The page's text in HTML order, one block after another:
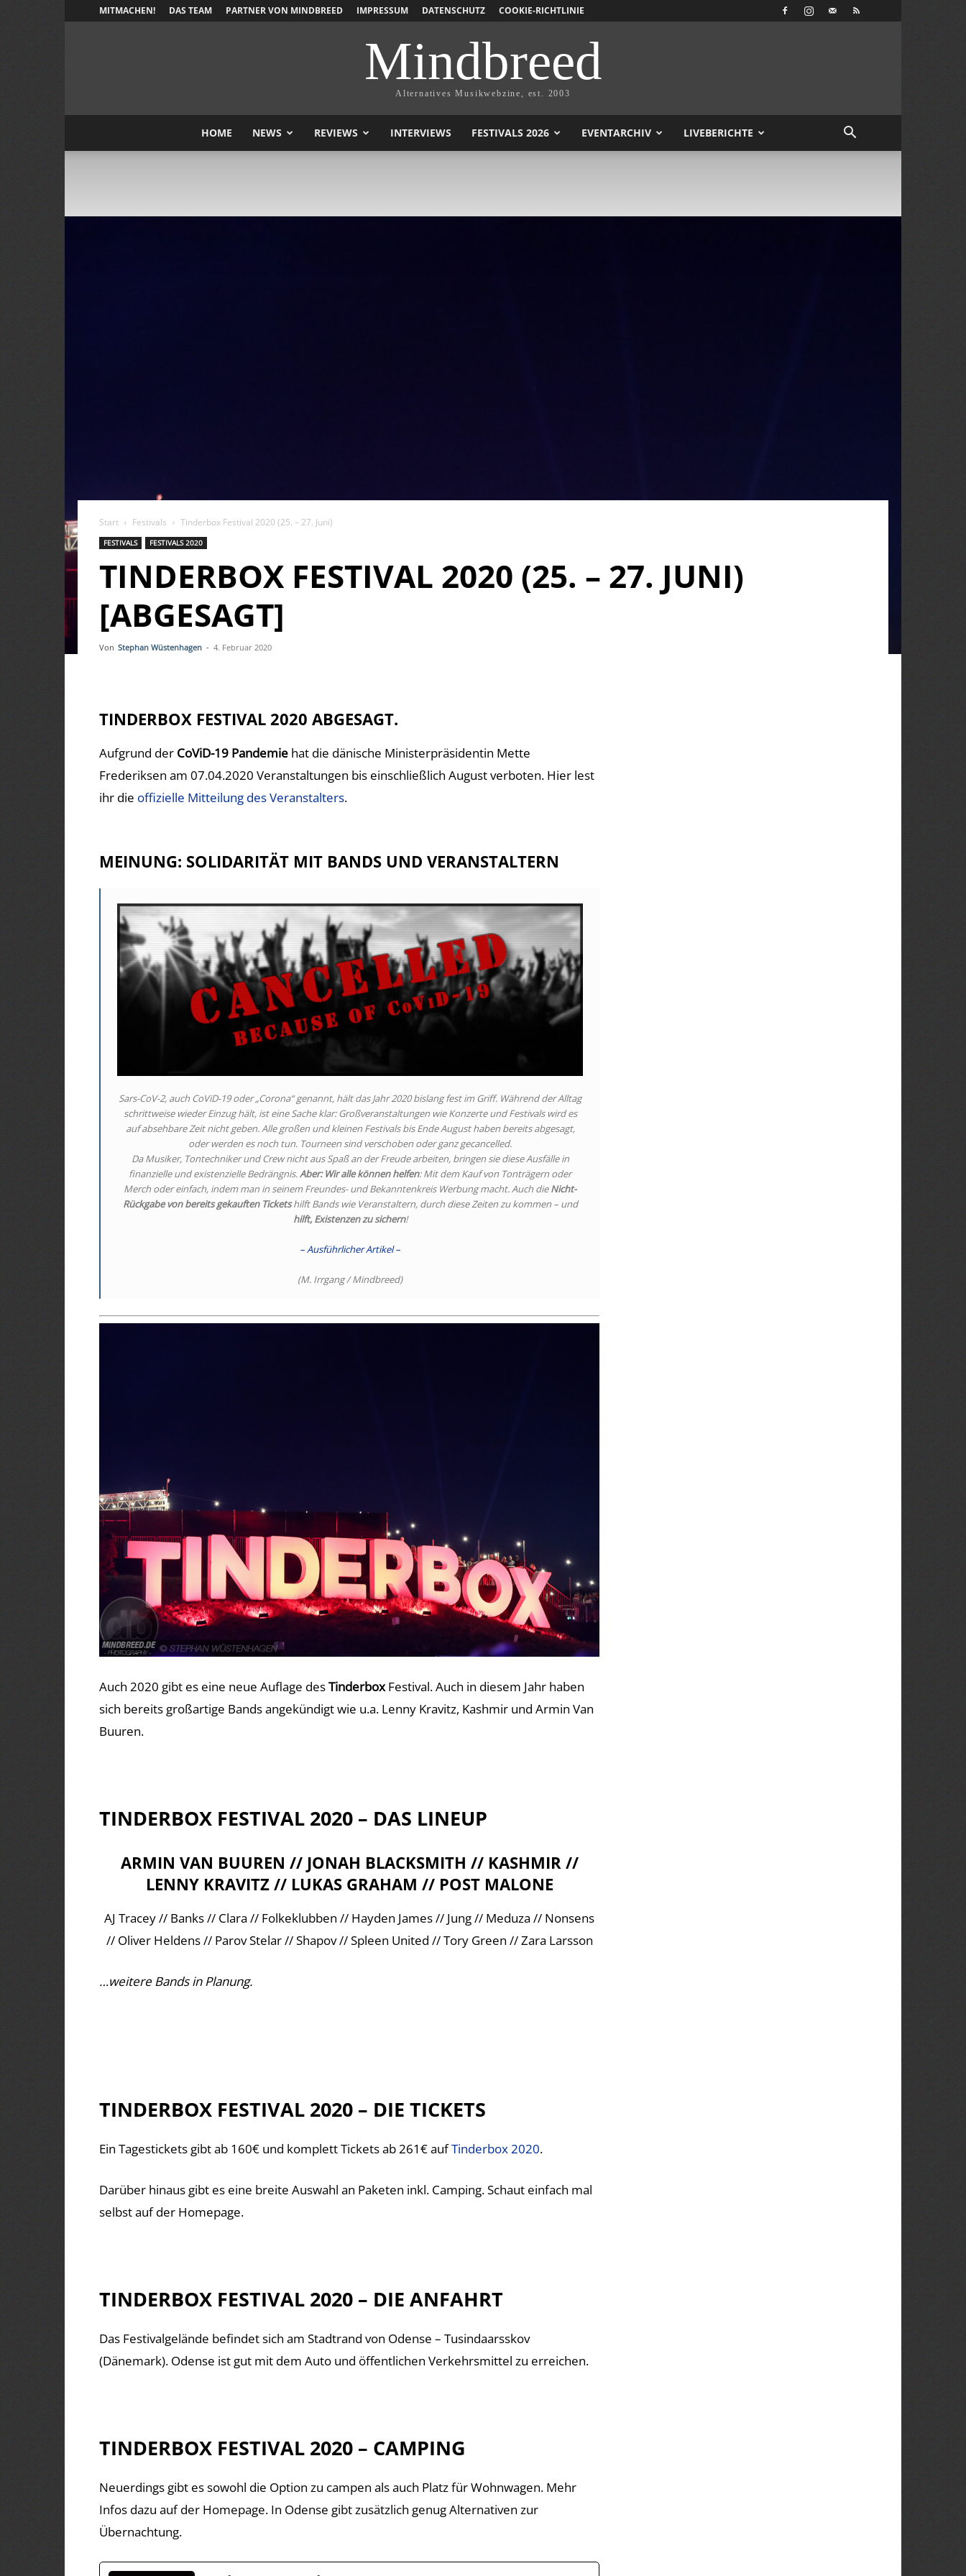
MITMACHEN! DAS TEAM PARTNER VON MINDBREED IMPRESSUM DATENSCHUTZ COOKIE-RICHTLINIE
Mindbreed
Alternatives Musikwebzine, est. 2003
HOME NEWS REVIEWS INTERVIEWS FESTIVALS 2026 EVENTARCHIV LIVEBERICHTE
Start Festivals Tinderbox Festival 2020 (25. – 27. Juni)
FESTIVALS FESTIVALS 2020
TINDERBOX FESTIVAL 2020 (25. – 27. JUNI)
[ABGESAGT]
Von Stephan Wüstenhagen - 4. Februar 2020
TINDERBOX FESTIVAL 2020 ABGESAGT.
Aufgrund der CoViD-19 Pandemie hat die dänische Ministerpräsidentin Mette
Frederiksen am 07.04.2020 Veranstaltungen bis einschließlich August verboten. Hier lest
ihr die offizielle Mitteilung des Veranstalters.
MEINUNG: SOLIDARITÄT MIT BANDS UND VERANSTALTERN
Sars-CoV-2, auch CoViD-19 oder „Corona“ genannt, hält das Jahr 2020 bislang fest im Griff. Während der Alltag
schrittweise wieder Einzug hält, ist eine Sache klar: Großveranstaltungen wie Konzerte und Festivals wird es
auf absehbare Zeit nicht geben. Alle großen und kleinen Festivals bis Ende August haben bereits abgesagt,
oder werden es noch tun. Tourneen sind verschoben oder ganz gecancelled.
Da Musiker, Tontechniker und Crew nicht aus Spaß an der Freude arbeiten, bringen sie diese Ausfälle in
finanzielle und existenzielle Bedrängnis.Aber: Wir alle können helfen: Mit dem Kauf von Tonträgern oder
Merch oder einfach, indem man in seinem Freundes- und Bekanntenkreis Werbung macht. Auch dieNicht-
Rückgabe von bereits gekauften Ticketshilft Bands wie Veranstaltern, durch diese Zeiten zu kommen – und
hilft, Existenzen zu sichern!
– Ausführlicher Artikel –
(M. Irrgang / Mindbreed)
Auch 2020 gibt es eine neue Auflage desTinderboxFestival. Auch in diesem Jahr haben
sich bereits großartige Bands angekündigt wie u.a. Lenny Kravitz, Kashmir und Armin Van
Buuren.
TINDERBOX FESTIVAL 2020 – DAS LINEUP
ARMIN VAN BUUREN // JONAH BLACKSMITH // KASHMIR //
LENNY KRAVITZ // LUKAS GRAHAM // POST MALONE
AJ Tracey // Banks // Clara // Folkeklubben // Hayden James // Jung // Meduza // Nonsens
// Oliver Heldens // Parov Stelar // Shapov // Spleen United // Tory Green // Zara Larsson
…weitere Bands in Planung.
TINDERBOX FESTIVAL 2020 – DIE TICKETS
Ein Tagestickets gibt ab 160€ und komplett Tickets ab 261€ aufTinderbox 2020.
Darüber hinaus gibt es eine breite Auswahl an Paketen inkl. Camping. Schaut einfach mal
selbst auf der Homepage.
TINDERBOX FESTIVAL 2020 – DIE ANFAHRT
Das Festivalgelände befindet sich am Stadtrand von Odense – Tusindaarsskov
(Dänemark). Odense ist gut mit dem Auto und öffentlichen Verkehrsmittel zu erreichen.
TINDERBOX FESTIVAL 2020 – CAMPING
Neuerdings gibt es sowohl die Option zu campen als auch Platz für Wohnwagen. Mehr
Infos dazu auf der Homepage. In Odense gibt zusätzlich genug Alternativen zur
Übernachtung.